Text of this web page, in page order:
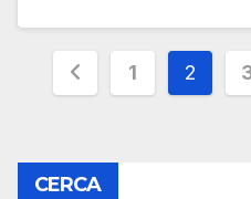
articoli
1 2
CERCA